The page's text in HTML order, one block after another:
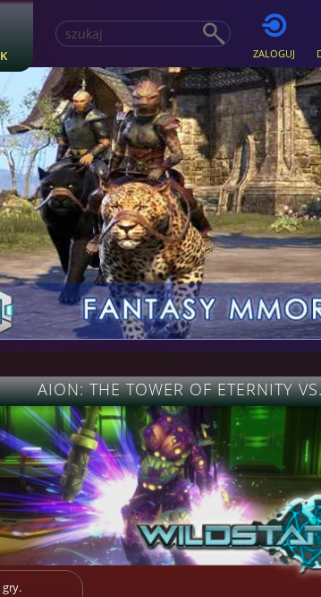
ZALOGUJ
AION: THE TOWER OF ETERNITY